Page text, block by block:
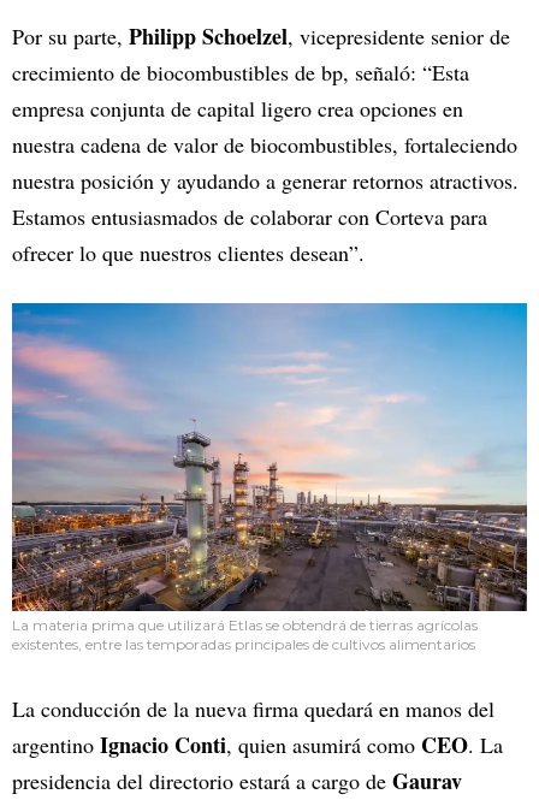
Por su parte, Philipp Schoelzel, vicepresidente senior de
crecimiento de biocombustibles de bp, señaló: “Esta
empresa conjunta de capital ligero crea opciones en
nuestra cadena de valor de biocombustibles, fortaleciendo
nuestra posición y ayudando a generar retornos atractivos.
Estamos entusiasmados de colaborar con Corteva para
ofrecer lo que nuestros clientes desean”.
La materia prima que utilizará Etlas se obtendrá de tierras agrícolas
existentes, entre las temporadas principales de cultivos alimentarios
La conducción de la nueva firma quedará en manos del
argentino Ignacio Conti, quien asumirá como CEO. La
presidencia del directorio estará a cargo de Gaurav